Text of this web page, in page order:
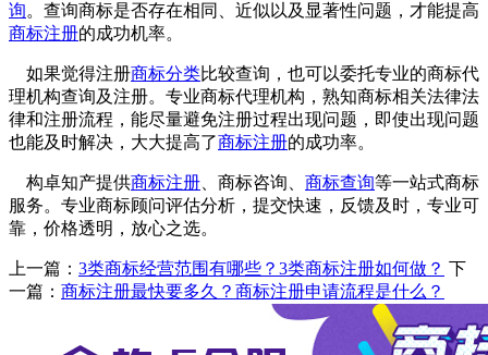
询。查询商标是否存在相同、近似以及显著性问题，才能提高
商标注册的成功机率。
如果觉得注册商标分类比较查询，也可以委托专业的商标代
理机构查询及注册。专业商标代理机构，熟知商标相关法律法
律和注册流程，能尽量避免注册过程出现问题，即使出现问题
也能及时解决，大大提高了商标注册的成功率。
构卓知产提供商标注册 、商标咨询、 商标查询等一站式商标
服务。专业商标顾问评估分析，提交快速，反馈及时，专业可
靠，价格透明，放心之选。
上一篇： 3类商标经营范围有哪些？3类商标注册如何做？ 下
一篇： 商标注册最快要多久？商标注册申请流程是什么？